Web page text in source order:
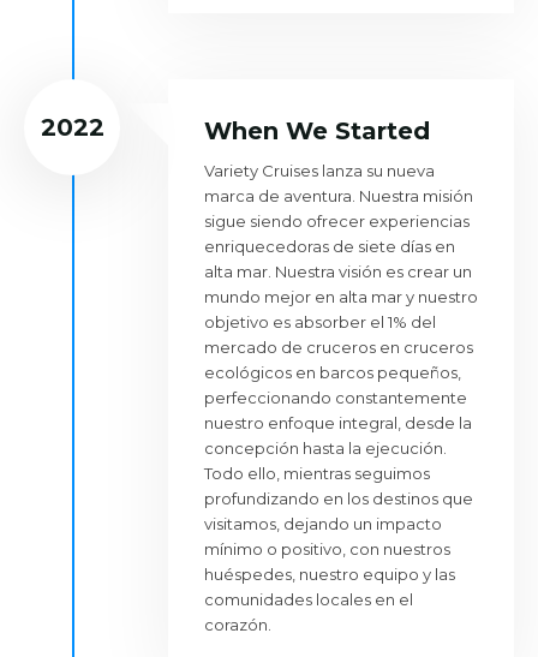
2022 When We Started
Variety Cruises lanza su nueva
marca de aventura. Nuestra misión
sigue siendo ofrecer experiencias
enriquecedoras de siete días en
alta mar. Nuestra visión es crear un
mundo mejor en alta mar y nuestro
objetivo es absorber el 1% del
mercado de cruceros en cruceros
ecológicos en barcos pequeños,
perfeccionando constantemente
nuestro enfoque integral, desde la
concepción hasta la ejecución.
Todo ello, mientras seguimos
profundizando en los destinos que
visitamos, dejando un impacto
mínimo o positivo, con nuestros
huéspedes, nuestro equipo y las
comunidades locales en el
corazón.